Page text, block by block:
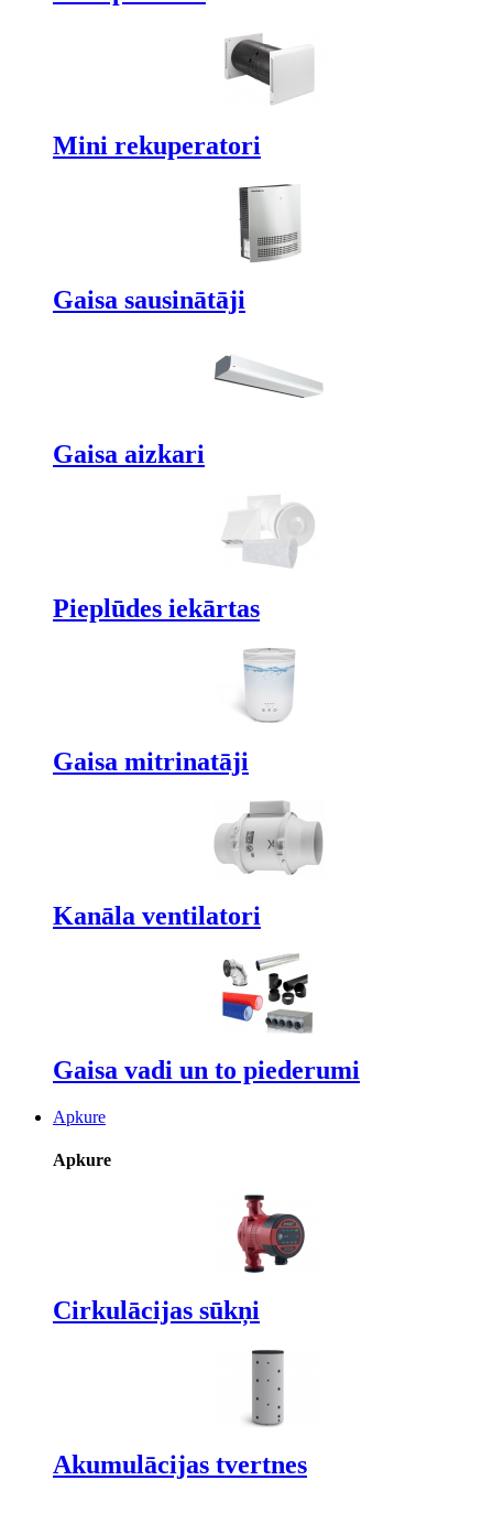
Mini rekuperatori
Gaisa sausinātāji
Gaisa aizkari
Pieplūdes iekārtas
Gaisa mitrinatāji
Kanāla ventilatori
Gaisa vadi un to piederumi
Apkure
Apkure
Cirkulācijas sūkņi
Akumulācijas tvertnes